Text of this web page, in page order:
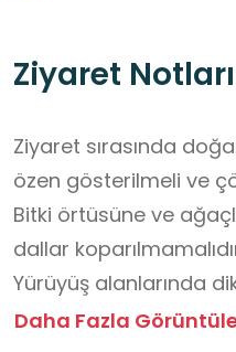
Ziyaret Notları
Ziyaret sırasında
özen gösterilmeli ve
Bitki örtüsüne ve
dallar
Yürüyüş alanlarında
belirlenen güzergâhların
Daha Fazla